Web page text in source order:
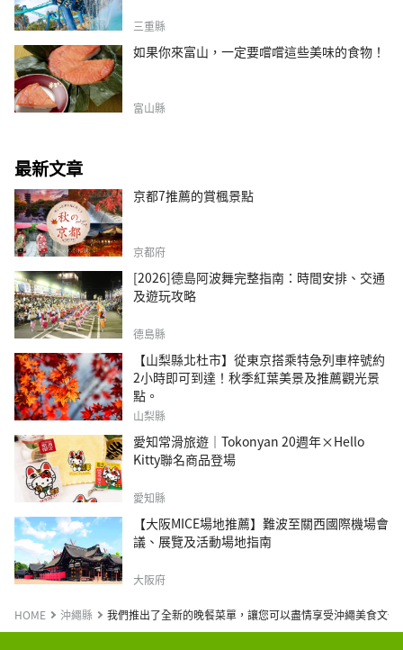
三重縣
如果你來富山，一定要嚐嚐這些美味的食物！
富山縣
最新文章
京都7推薦的賞楓景點
京都府
[2026]德島阿波舞完整指南：時間安排、交通
及遊玩攻略
德島縣
【山梨縣北杜市】從東京搭乘特急列車梓號約
2小時即可到達！秋季紅葉美景及推薦觀光景
點。
山梨縣
愛知常滑旅遊｜Tokonyan 20週年×Hello
Kitty聯名商品登場
愛知縣
【大阪MICE場地推薦】難波至關西國際機場會
議、展覽及活動場地指南
大阪府
HOME 沖繩縣 我們推出了全新的晚餐菜單，讓您可以盡情享受沖繩美食文